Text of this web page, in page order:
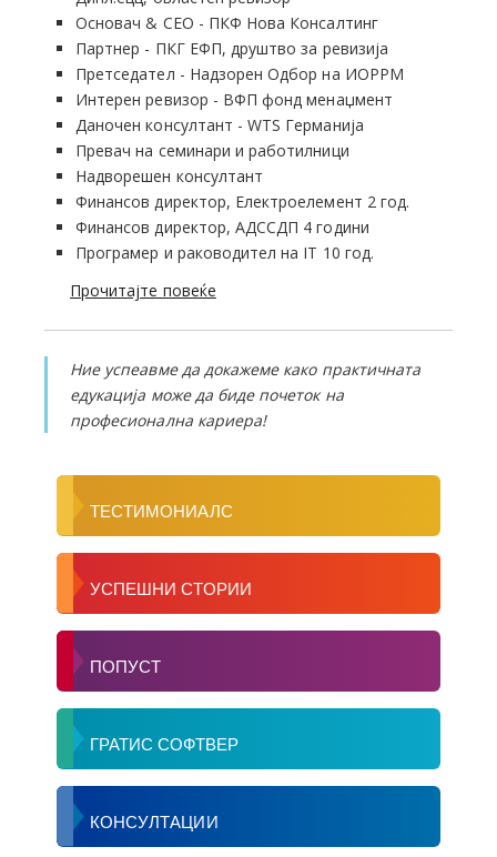
Основач & CEO - ПКФ Нова Консалтинг
Партнер - ПКГ ЕФП, друштво за ревизија
Претседател - Надзорен Одбор на ИОРРМ
Интерен ревизор - ВФП фонд менаџмент
Даночен консултант - WTS Германија
Превач на семинари и работилници
Надворешен консултант
Финансов директор, Електроелемент 2 год.
Финансов директор, АДССДП 4 години
Програмер и раководител на IT 10 год.
Прочитајте повеќе
Ние успеавме да докажеме како практичната
едукација може да биде почеток на
професионална кариера!
ТЕСТИМОНИАЛС
УСПЕШНИ СТОРИИ
ПОПУСТ
ГРАТИС СОФТВЕР
КОНСУЛТАЦИИ